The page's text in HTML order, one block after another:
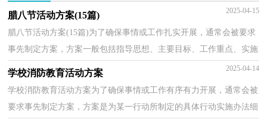
腊八节活动方案(15篇) 2025-04-15
腊八节活动方案(15篇)为了确保事情或工作扎实开展，通常会被要求
事先制定方案，方案一般包括指导思想、主要目标、工作重点、实施
步骤、政策措施、具体要求等项目。方案应该怎么...
学校消防教育活动方案 2025-04-14
学校消防教育活动方案为了确保事情或工作有序有力开展，通常会被
要求事先制定方案，方案是为某一行动所制定的具体行动实施办法细